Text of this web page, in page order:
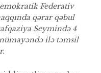
Federativ
qərar qəbul
Seymində 4
ilə təmsil